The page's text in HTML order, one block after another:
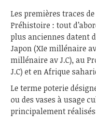
Les premières traces
Préhistoire : tout
plus anciennes datent
Japon (XIe millénaire
millénaire av J.C), au
J.C) et en Afrique
Le terme poterie
ou des vases à usage
principalement